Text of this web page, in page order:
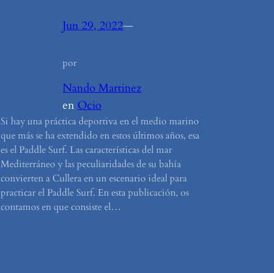
Jun 29, 2022—
por
Nando Martinez
en Ocio
Si hay una práctica deportiva en el medio marino
que más se ha extendido en estos últimos años, esa
es el Paddle Surf. Las características del mar
Mediterráneo y las peculiaridades de su bahía
convierten a Cullera en un escenario ideal para
practicar el Paddle Surf. En esta publicación, os
contamos en que consiste el…